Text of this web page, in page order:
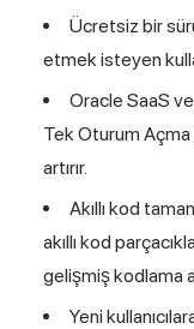
Ücretsiz bir
etmek isteyen
Oracle SaaS
Tek Oturum Açma
artırır.
Akıllı kod
akıllı kod
gelişmiş kodlama
Yeni